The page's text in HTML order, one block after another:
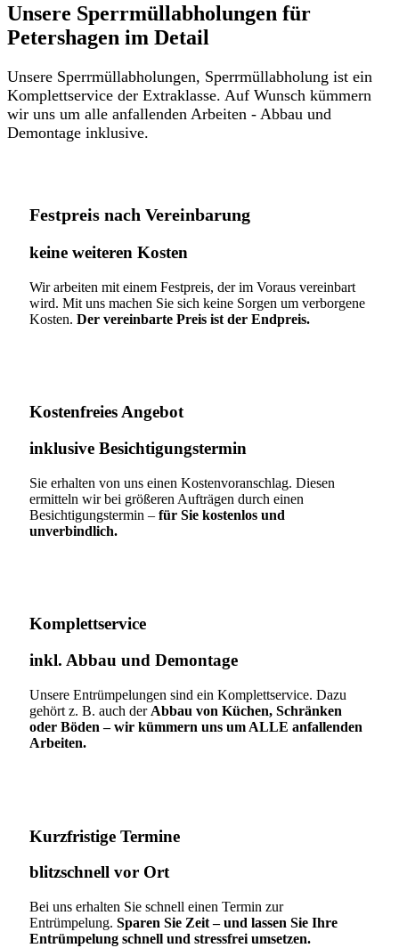
Unsere Sperrmüllabholungen für
Petershagen im Detail​
Unsere Sperrmüllabholungen, Sperrmüllabholung ist ein
Komplettservice der Extraklasse. Auf Wunsch kümmern
wir uns um alle anfallenden Arbeiten - Abbau und
Demontage inklusive.
Festpreis nach Vereinbarung
keine weiteren Kosten
Wir arbeiten mit einem Festpreis, der im Voraus vereinbart
wird. Mit uns machen Sie sich keine Sorgen um verborgene
Kosten. Der vereinbarte Preis ist der Endpreis.
Kostenfreies Angebot
inklusive Besichtigungstermin
Sie erhalten von uns einen Kostenvoranschlag. Diesen
ermitteln wir bei größeren Aufträgen durch einen
Besichtigungstermin – für Sie kostenlos und
unverbindlich.
Komplettservice​
inkl. Abbau und Demontage​
Unsere Entrümpelungen sind ein Komplettservice. Dazu
gehört z. B. auch der Abbau von Küchen, Schränken
oder Böden – wir kümmern uns um ALLE anfallenden
Arbeiten.
Kurzfristige Termine​
blitzschnell vor Ort
Bei uns erhalten Sie schnell einen Termin zur
Entrümpelung. Sparen Sie Zeit – und lassen Sie Ihre
Entrümpelung schnell und stressfrei umsetzen.